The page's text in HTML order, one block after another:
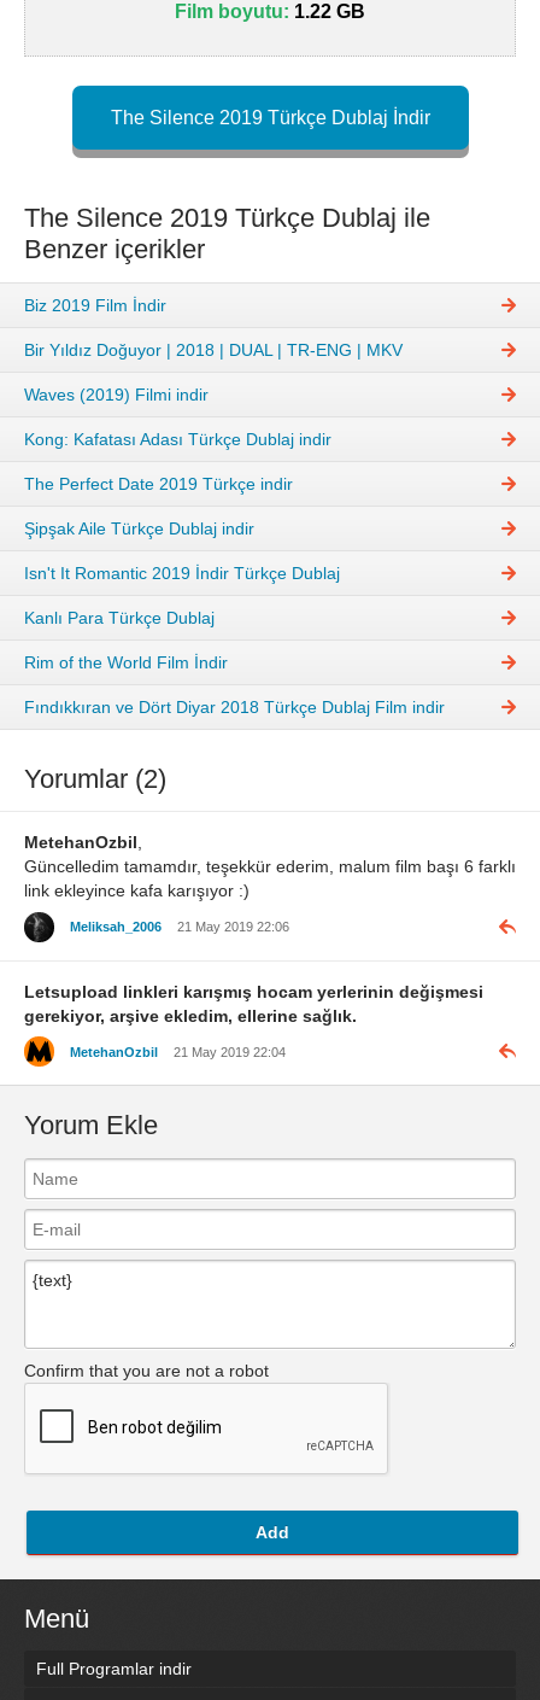
Film boyutu: 1.22 GB
The Silence 2019 Türkçe Dublaj İndir
The Silence 2019 Türkçe Dublaj ile
Benzer içerikler
Biz 2019 Film İndir
Bir Yıldız Doğuyor | 2018 | DUAL | TR-ENG | MKV
Waves (2019) Filmi indir
Kong: Kafatası Adası Türkçe Dublaj indir
The Perfect Date 2019 Türkçe indir
Şipşak Aile Türkçe Dublaj indir
Isn't It Romantic 2019 İndir Türkçe Dublaj
Kanlı Para Türkçe Dublaj
Rim of the World Film İndir
Fındıkkıran ve Dört Diyar 2018 Türkçe Dublaj Film indir
Yorumlar (2)
MetehanOzbil
Güncelledim tamamdır, teşekkür ederim, malum film başı 6 farklı
link ekleyince kafa karışıyor :)
Meliksah_2006 21 May 2019 22:06
Letsupload linkleri karışmış hocam yerlerinin değişmesi
gerekiyor, arşive ekledim, ellerine sağlık.
MetehanOzbil 21 May 2019 22:04
Yorum Ekle
Confirm that you are not a robot
Add
Menü
Full Programlar indir